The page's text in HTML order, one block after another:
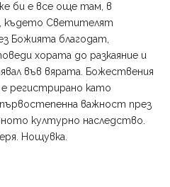
би е все още там, в
където Светителят
Божията благодат,
хората до разкаяние и
във вярата. Божествения
регистрирано като
важност през
културно наследство.
Нощувка.